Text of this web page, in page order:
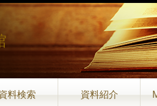
料検索 資料紹介